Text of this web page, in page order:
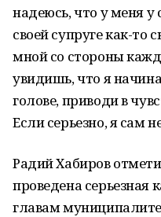
надеюсь, что у меня у
своей супруге как-то
мной со стороны
увидишь, что я
голове, приводи в
Если серьезно, я сам
Радий Хабиров
проведена серьезная
главам